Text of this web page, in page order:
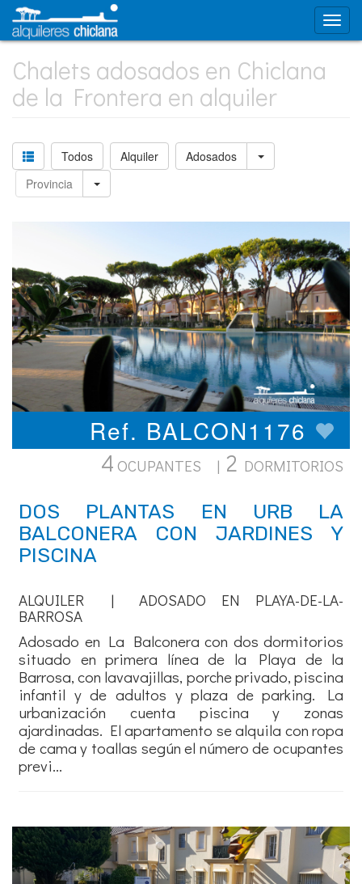
Chalets adosados en Chiclana
de la Frontera en alquiler
Todos Alquiler
Adosados
Provincia
Ref. BALCON1176
4 OCUPANTES | 2 DORMITORIOS
DOS PLANTAS EN URB LA
BALCONERA CON JARDINES Y
PISCINA
ALQUILER | ADOSADO EN PLAYA-DE-LA-
BARROSA
Adosado en La Balconera con dos dormitorios
situado en primera línea de la Playa de la
Barrosa, con lavavajillas, porche privado, piscina
infantil y de adultos y plaza de parking. La
urbanización cuenta piscina y zonas
ajardinadas. El apartamento se alquila con ropa
de cama y toallas según el número de ocupantes
previ...